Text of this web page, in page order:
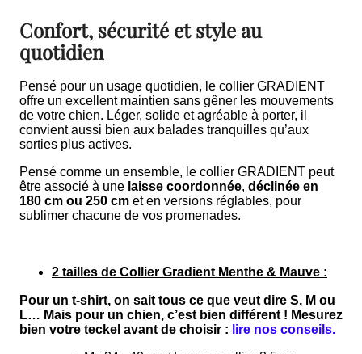
Confort, sécurité et style au
quotidien
Pensé pour un usage quotidien, le collier GRADIENT
offre un excellent maintien sans gêner les mouvements
de votre chien. Léger, solide et agréable à porter, il
convient aussi bien aux balades tranquilles qu’aux
sorties plus actives.
Pensé comme un ensemble, le collier GRADIENT peut
être associé à une laisse coordonnée, déclinée en
180 cm ou 250 cm et en versions réglables, pour
sublimer chacune de vos promenades.
2 tailles de Collier Gradient Menthe & Mauve :
Pour un t-shirt, on sait tous ce que veut dire S, M ou
L… Mais pour un chien, c’est bien différent ! Mesurez
bien votre teckel avant de choisir : lire nos conseils.